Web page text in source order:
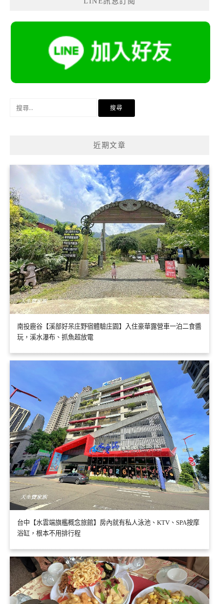
近期文章
南投鹿谷【溪部好呆庄野宿體驗庄園】入住豪華露營車一泊二食醬
玩，溪水瀑布、抓魚超放電
台中【水雲端旗艦概念旅館】房內就有私人泳池、KTV、SPA按摩
浴缸，根本不用排行程